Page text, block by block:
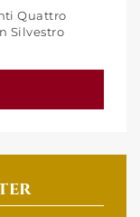
Quattro
Silvestro